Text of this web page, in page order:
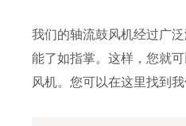
我们的轴流鼓风机经过广
能了如指掌。这样，您就
风机。您可以在这里找到